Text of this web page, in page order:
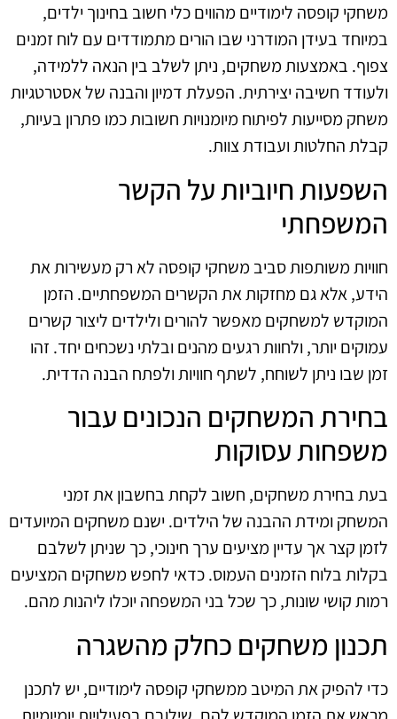
משחקי קופסה לימודיים מהווים כלי חשוב בחינוך ילדים,
במיוחד בעידן המודרני שבו הורים מתמודדים עם לוח זמנים
צפוף. באמצעות משחקים, ניתן לשלב בין הנאה ללמידה,
ולעודד חשיבה יצירתית. הפעלת דמיון והבנה של אסטרטגיות
משחק מסייעות לפיתוח מיומנויות חשובות כמו פתרון בעיות,
קבלת החלטות ועבודת צוות.
השפעות חיוביות על הקשר
המשפחתי
חוויות משותפות סביב משחקי קופסה לא רק מעשירות את
הידע, אלא גם מחזקות את הקשרים המשפחתיים. הזמן
המוקדש למשחקים מאפשר להורים ולילדים ליצור קשרים
עמוקים יותר, ולחוות רגעים מהנים ובלתי נשכחים יחד. זהו
זמן שבו ניתן לשוחח, לשתף חוויות ולפתח הבנה הדדית.
בחירת המשחקים הנכונים עבור
משפחות עסוקות
בעת בחירת משחקים, חשוב לקחת בחשבון את זמני
המשחק ומידת ההבנה של הילדים. ישנם משחקים המיועדים
לזמן קצר אך עדיין מציעים ערך חינוכי, כך שניתן לשלבם
בקלות בלוח הזמנים העמוס. כדאי לחפש משחקים המציעים
רמות קושי שונות, כך שכל בני המשפחה יוכלו ליהנות מהם.
תכנון משחקים כחלק מהשגרה
כדי להפיק את המיטב ממשחקי קופסה לימודיים, יש לתכנן